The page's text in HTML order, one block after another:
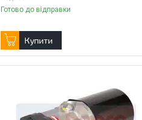
Готово до відправки
Купити